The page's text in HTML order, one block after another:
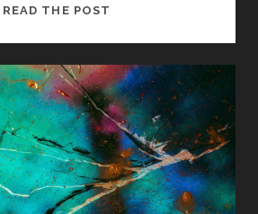
READ THE POST
MES
CYCLES
MIGRATOIRES